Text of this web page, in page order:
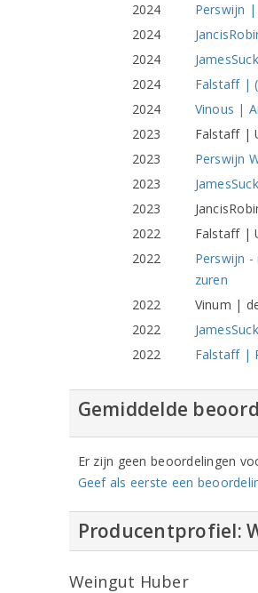
2024
Perswijn
2024
2024
2024
Falstaff |
2024
Vinous |
2023
Falstaff |
2023
Perswijn
2023
2023
2022
Falstaff |
2022
Perswijn
zuren
2022
Vinum |
2022
2022
Falstaff |
Gemiddelde
Er zijn geen beoordelingen
Geef als eerste een
Producentprofiel:
Weingut Huber